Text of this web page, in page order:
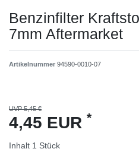
Benzinfilter
7mm Aftermarket
Artikelnummer 94590-0010-07
UVP 5,45 €
4,45 EUR *
Inhalt 1 Stück